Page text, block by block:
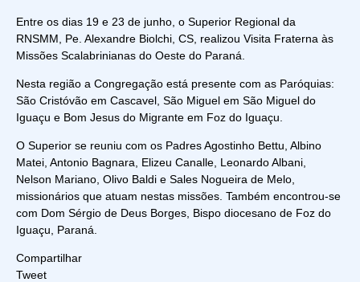
Entre os dias 19 e 23 de junho, o Superior Regional da
RNSMM, Pe. Alexandre Biolchi, CS, realizou Visita Fraterna às
Missões Scalabrinianas do Oeste do Paraná.
Nesta região a Congregação está presente com as Paróquias:
São Cristóvão em Cascavel, São Miguel em São Miguel do
Iguaçu e Bom Jesus do Migrante em Foz do Iguaçu.
O Superior se reuniu com os Padres Agostinho Bettu, Albino
Matei, Antonio Bagnara, Elizeu Canalle, Leonardo Albani,
Nelson Mariano, Olivo Baldi e Sales Nogueira de Melo,
missionários que atuam nestas missões. Também encontrou-se
com Dom Sérgio de Deus Borges, Bispo diocesano de Foz do
Iguaçu, Paraná.
Compartilhar
Tweet